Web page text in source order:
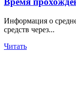
Информация о
средств через...
Читать